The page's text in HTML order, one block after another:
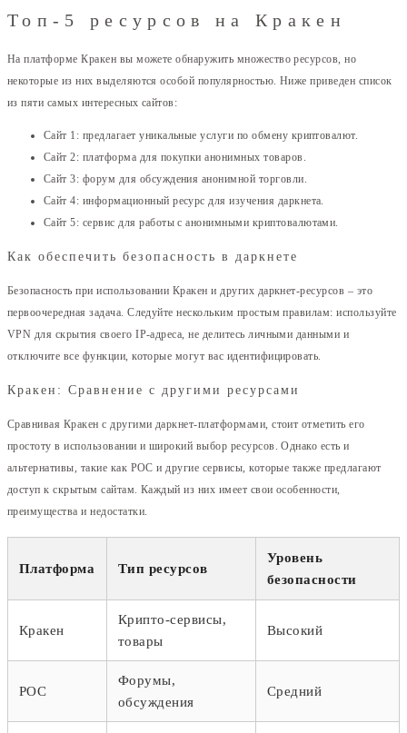
Топ-5 ресурсов на Кракен
На платформе Кракен вы можете обнаружить множество ресурсов, но
некоторые из них выделяются особой популярностью. Ниже приведен список
из пяти самых интересных сайтов:
Сайт 1: предлагает уникальные услуги по обмену криптовалют.
Сайт 2: платформа для покупки анонимных товаров.
Сайт 3: форум для обсуждения анонимной торговли.
Сайт 4: информационный ресурс для изучения даркнета.
Сайт 5: сервис для работы с анонимными криптовалютами.
Как обеспечить безопасность в даркнете
Безопасность при использовании Кракен и других даркнет-ресурсов – это
первоочередная задача. Следуйте нескольким простым правилам: используйте
VPN для скрытия своего IP-адреса, не делитесь личными данными и
отключите все функции, которые могут вас идентифицировать.
Кракен: Сравнение с другими ресурсами
Сравнивая Кракен с другими даркнет-платформами, стоит отметить его
простоту в использовании и широкий выбор ресурсов. Однако есть и
альтернативы, такие как РОС и другие сервисы, которые также предлагают
доступ к скрытым сайтам. Каждый из них имеет свои особенности,
преимущества и недостатки.
Платформа Тип ресурсов
Уровень
безопасности
Кракен
Крипто-сервисы,
товары
Высокий
РОС
Форумы,
обсуждения
Средний